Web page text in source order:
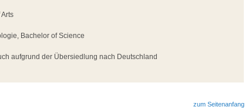
Bachelor of Science
aufgrund der Übersiedlung nach Deutschland
zum Seitenanfang